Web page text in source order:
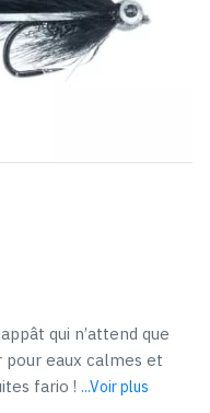
qui n’attend que
eaux calmes et
fario ! ...Voir plus